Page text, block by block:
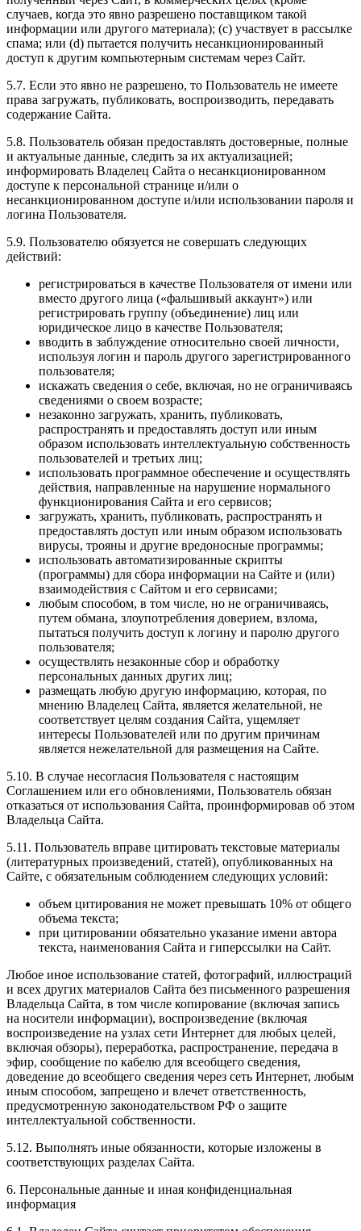
случаев, когда это явно разрешено поставщиком такой
информации или другого материала); (c) участвует в рассылке
спама; или (d) пытается получить несанкционированный
доступ к другим компьютерным системам через Сайт.
5.7. Если это явно не разрешено, то Пользователь не имеете
права загружать, публиковать, воспроизводить, передавать
содержание Сайта.
5.8. Пользователь обязан предоставлять достоверные, полные
и актуальные данные, следить за их актуализацией;
информировать Владелец Сайта о несанкционированном
доступе к персональной странице и/или о
несанкционированном доступе и/или использовании пароля и
логина Пользователя.
5.9. Пользователю обязуется не совершать следующих
действий:
регистрироваться в качестве Пользователя от имени или
вместо другого лица («фальшивый аккаунт») или
регистрировать группу (объединение) лиц или
юридическое лицо в качестве Пользователя;
вводить в заблуждение относительно своей личности,
используя логин и пароль другого зарегистрированного
пользователя;
искажать сведения о себе, включая, но не ограничиваясь
сведениями о своем возрасте;
незаконно загружать, хранить, публиковать,
распространять и предоставлять доступ или иным
образом использовать интеллектуальную собственность
пользователей и третьих лиц;
использовать программное обеспечение и осуществлять
действия, направленные на нарушение нормального
функционирования Сайта и его сервисов;
загружать, хранить, публиковать, распространять и
предоставлять доступ или иным образом использовать
вирусы, трояны и другие вредоносные программы;
использовать автоматизированные скрипты
(программы) для сбора информации на Сайте и (или)
взаимодействия с Сайтом и его сервисами;
любым способом, в том числе, но не ограничиваясь,
путем обмана, злоупотребления доверием, взлома,
пытаться получить доступ к логину и паролю другого
пользователя;
осуществлять незаконные сбор и обработку
персональных данных других лиц;
размещать любую другую информацию, которая, по
мнению Владелец Сайта, является желательной, не
соответствует целям создания Сайта, ущемляет
интересы Пользователей или по другим причинам
является нежелательной для размещения на Сайте.
5.10. В случае несогласия Пользователя с настоящим
Соглашением или его обновлениями, Пользователь обязан
отказаться от использования Сайта, проинформировав об этом
Владельца Сайта.
5.11. Пользователь вправе цитировать текстовые материалы
(литературных произведений, статей), опубликованных на
Сайте, с обязательным соблюдением следующих условий:
объем цитирования не может превышать 10% от общего
объема текста;
при цитировании обязательно указание имени автора
текста, наименования Сайта и гиперссылки на Сайт.
Любое иное использование статей, фотографий, иллюстраций
и всех других материалов Сайта без письменного разрешения
Владельца Сайта, в том числе копирование (включая запись
на носители информации), воспроизведение (включая
воспроизведение на узлах сети Интернет для любых целей,
включая обзоры), переработка, распространение, передача в
эфир, сообщение по кабелю для всеобщего сведения,
доведение до всеобщего сведения через сеть Интернет, любым
иным способом, запрещено и влечет ответственность,
предусмотренную законодательством РФ о защите
интеллектуальной собственности.
5.12. Выполнять иные обязанности, которые изложены в
соответствующих разделах Сайта.
6. Персональные данные и иная конфиденциальная
информация